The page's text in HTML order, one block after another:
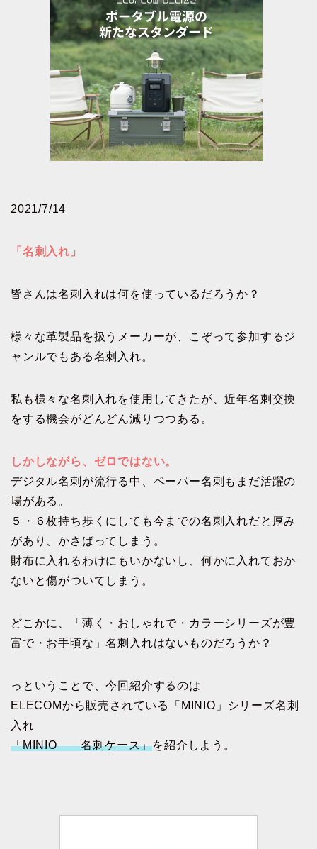
2021/7/14
「名刺入れ」
皆さんは名刺入れは何を使っているだろうか？
様々な革製品を扱うメーカーが、こぞって参加するジ
ャンルでもある名刺入れ。
私も様々な名刺入れを使用してきたが、近年名刺交換
をする機会がどんどん減りつつある。
しかしながら、ゼロではない。
デジタル名刺が流行る中、ペーパー名刺もまだ活躍の
場がある。
５・６枚持ち歩くにしても今までの名刺入れだと厚み
があり、かさばってしまう。
財布に入れるわけにもいかないし、何かに入れておか
ないと傷がついてしまう。
どこかに、「薄く・おしゃれで・カラーシリーズが豊
富で・お手頃な」名刺入れはないものだろうか？
っということで、今回紹介するのは
ELECOMから販売されている「MINIO」シリーズ名刺
入れ
「MINIO 名刺ケース」を紹介しよう。